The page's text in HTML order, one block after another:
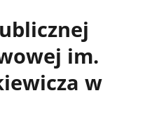
im.
w